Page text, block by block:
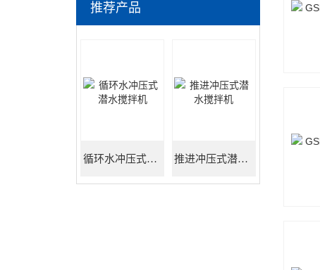
推荐产品
循环水冲压式潜水搅拌机 推进冲压式潜水搅拌机